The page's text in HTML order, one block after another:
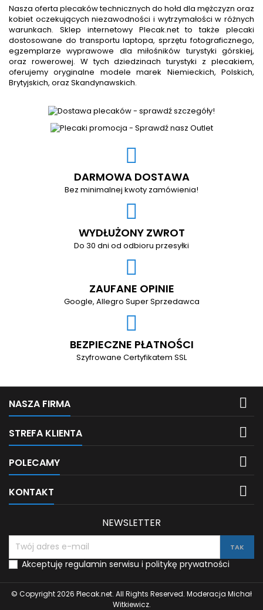
Nasza oferta plecaków technicznych do hołd dla mężczyzn oraz
kobiet oczekujących niezawodności i wytrzymałości w różnych
warunkach. Sklep internetowy Plecak.net to także plecaki
dostosowane do transportu laptopa, sprzętu fotograficznego,
egzemplarze wyprawowe dla miłośników turystyki górskiej,
oraz rowerowej. W tych dziedzinach turystyki z plecakiem,
oferujemy oryginalne modele marek Niemieckich, Polskich,
Brytyjskich, oraz Skandynawskich.
DARMOWA DOSTAWA
Bez minimalnej kwoty zamówienia!
WYDŁUŻONY ZWROT
Do 30 dni od odbioru przesyłki
ZAUFANE OPINIE
Google, Allegro Super Sprzedawca
BEZPIECZNE PŁATNOŚCI
Szyfrowane Certyfikatem SSL
NASZA FIRMA 
STREFA KLIENTA 
POLECAMY 
KONTAKT 
NEWSLETTER
Akceptuję regulamin serwisu i politykę prywatności
© Copyright 2026 Plecak.net. All Rights Reserved. Moderacja Michał
Witkiewicz.